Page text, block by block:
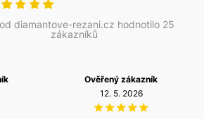
nástroje i celkové provozní
navařenými diamantovými
segmentů není ve většině případů
– renovace zabere přibližně
ocení zejména firmy provádějící
do betonu a železobetonu.
diamantove-rezani.cz hodnotilo 25
zákazníků
Ověřený zákazník
12. 5. 2026